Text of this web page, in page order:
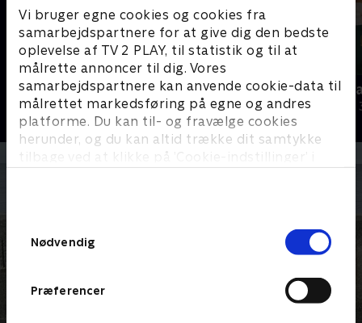
Vi bruger egne cookies og cookies fra
samarbejdspartnere for at give dig den bedste
oplevelse af TV 2 PLAY, til statistik og til at
målrette annoncer til dig. Vores
samarbejdspartnere kan anvende cookie-data til
målrettet markedsføring på egne og andres
platforme. Du kan til- og fravælge cookies
herunder, og du kan altid trække dit samtykke
tilbage ved at klikke på ’Cookie-indstillinger’ i
Nødvendig
Præferencer
Jul på slottet - Warwick
2020 • Livsstil • 46 min
Nytår hos
2018 • Livsstil •